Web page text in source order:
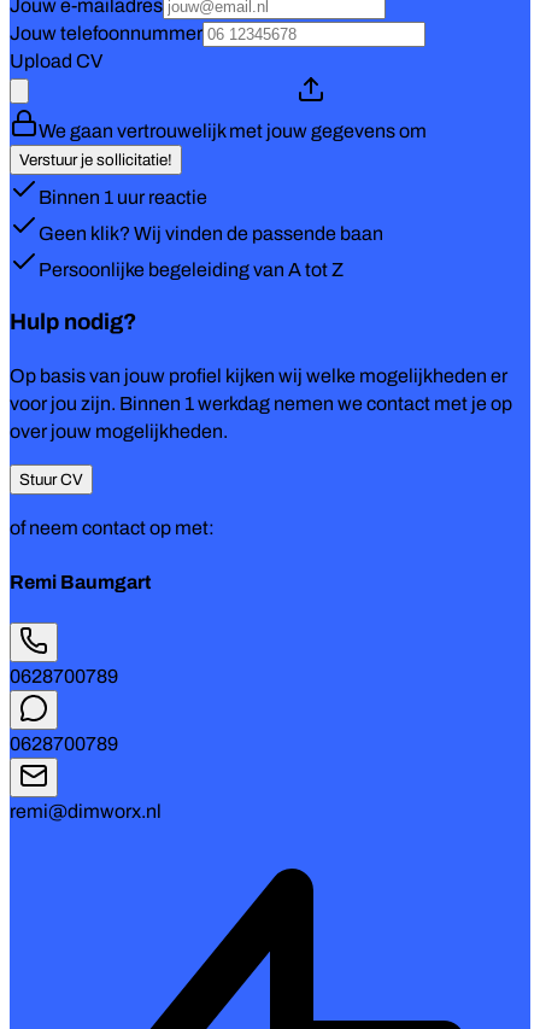
Jouw telefoonnummer
Upload CV
We gaan vertrouwelijk met jouw gegevens om
Verstuur je sollicitatie!
Binnen 1 uur reactie
Geen klik? Wij vinden de passende baan
Persoonlijke begeleiding van A tot Z
Hulp nodig?
Op basis van jouw profiel kijken wij welke mogelijkheden er
voor jou zijn. Binnen 1 werkdag nemen we contact met je op
over jouw mogelijkheden.
Stuur CV
of neem contact op met:
Remi Baumgart
0628700789
0628700789
remi@dimworx.nl